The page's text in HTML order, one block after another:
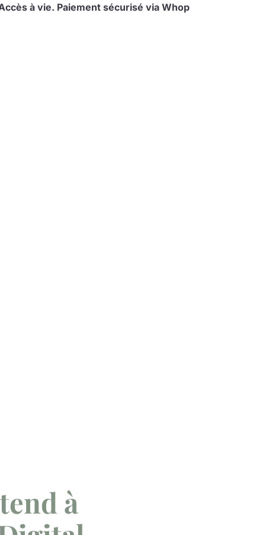
à vie. Paiement sécurisé via Whop
à